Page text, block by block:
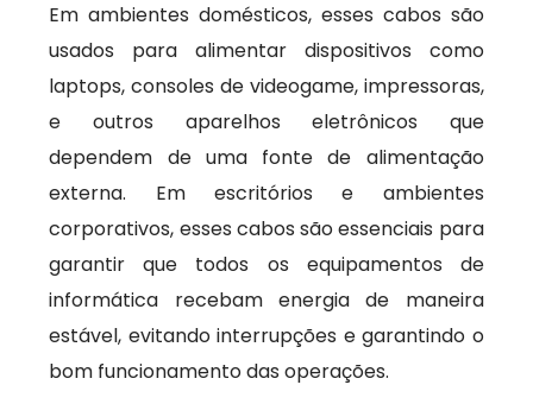
Em ambientes domésticos, esses cabos são
usados para alimentar dispositivos como
laptops, consoles de videogame, impressoras,
e outros aparelhos eletrônicos que
dependem de uma fonte de alimentação
externa. Em escritórios e ambientes
corporativos, esses cabos são essenciais para
garantir que todos os equipamentos de
informática recebam energia de maneira
estável, evitando interrupções e garantindo o
bom funcionamento das operações.